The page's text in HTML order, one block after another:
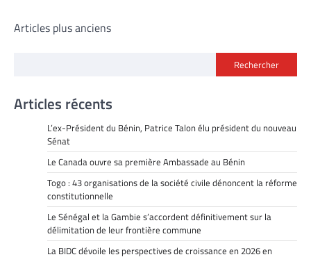
Navigation
Articles plus anciens
Rechercher
Articles récents
L’ex-Président du Bénin, Patrice Talon élu président du nouveau
Sénat
Le Canada ouvre sa première Ambassade au Bénin
Togo : 43 organisations de la société civile dénoncent la réforme
constitutionnelle
Le Sénégal et la Gambie s’accordent définitivement sur la
délimitation de leur frontière commune
La BIDC dévoile les perspectives de croissance en 2026 en